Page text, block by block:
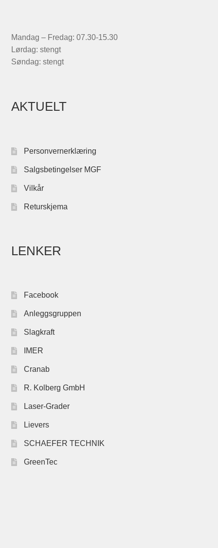
Mandag – Fredag: 07.30-15.30
Lørdag: stengt
Søndag: stengt
AKTUELT
Personvernerklæring
Salgsbetingelser MGF
Vilkår
Returskjema
LENKER
Facebook
Anleggsgruppen
Slagkraft
IMER
Cranab
R. Kolberg GmbH
Laser-Grader
Lievers
SCHAEFER TECHNIK
GreenTec